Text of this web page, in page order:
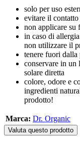
solo per uso
evitare il
non applicare su
in caso di
non utilizzare il
tenere fuori dalla
conservare in un
solare diretta
colore, odore e
ingredienti
prodotto!
Marca: Dr. Organic
Valuta questo prodotto